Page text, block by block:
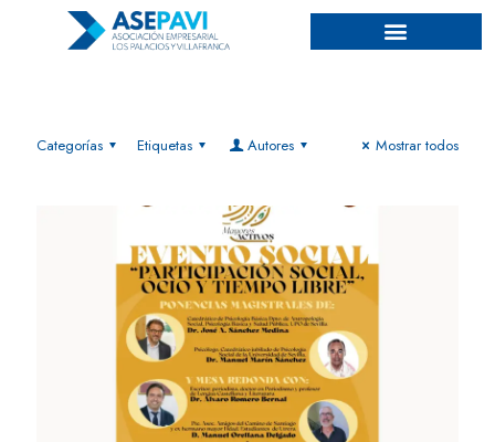
Categorías Etiquetas Autores Mostrar todos